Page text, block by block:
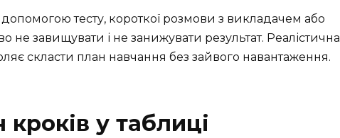
тесту, короткої розмови з викладачем або
не завищувати і не занижувати результат. Реалістична
скласти план навчання без зайвого навантаження.
у таблиці